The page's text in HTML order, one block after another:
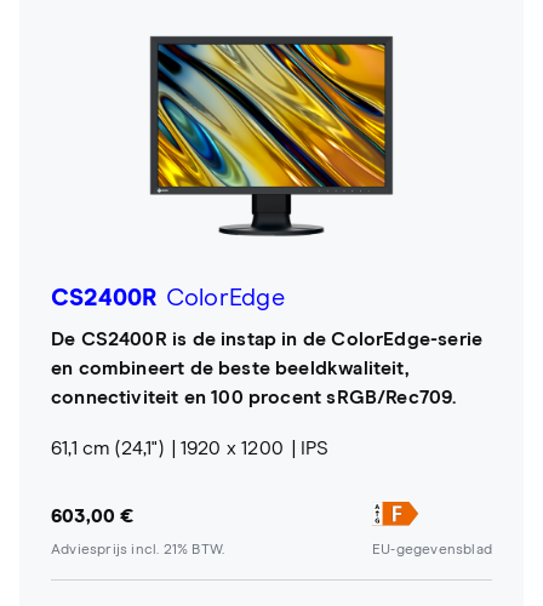
CS2400R ColorEdge
De CS2400R is de instap in de ColorEdge-serie
en combineert de beste beeldkwaliteit,
connectiviteit en 100 procent sRGB/Rec709.
61,1 cm (24,1") 1920 x 1200 IPS
603,00 €
Adviesprijs incl. 21% BTW. EU-gegevensblad